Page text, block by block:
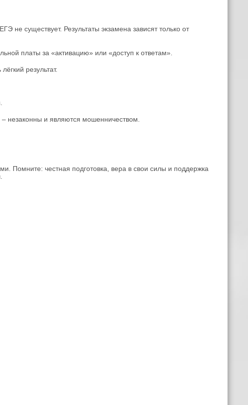
не существует. Результаты экзамена зависят только от
платы за «активацию» или «доступ к ответам».
результат.
незаконны и являются мошенничеством.
Помните: честная подготовка, вера в свои силы и поддержка